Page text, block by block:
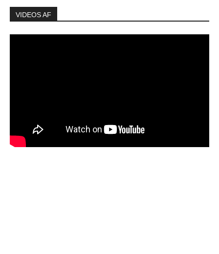
VIDEOS AF